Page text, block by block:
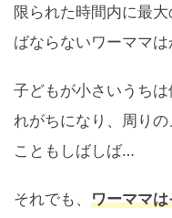
限られた時間内に最
ばならないワーママは
子どもが小さいうち
れがちになり、周り
こともしばしば…
それでも、 ワーママ